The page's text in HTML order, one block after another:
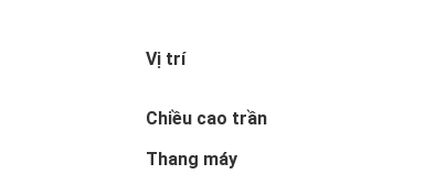
Vị trí
Chiều cao trần
Thang máy